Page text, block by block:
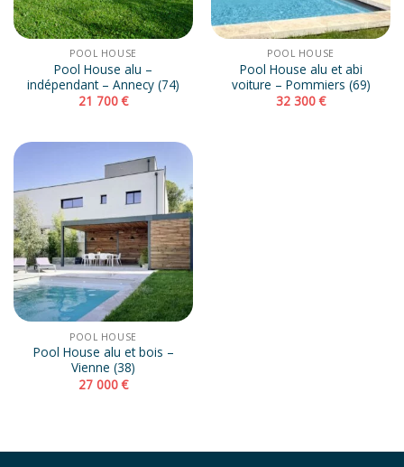
POOL HOUSE
Pool House alu –
indépendant – Annecy (74)
21 700€
POOL HOUSE
Pool House alu et abi
voiture – Pommiers (69)
32 300€
POOL HOUSE
Pool House alu et bois –
Vienne (38)
27 000€